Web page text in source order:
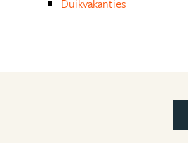
Duikvakanties